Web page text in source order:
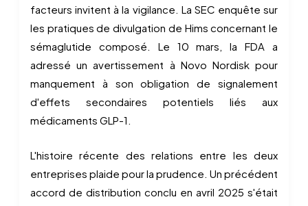
facteurs invitent à la vigilance. La SEC enquête sur
les pratiques de divulgation de Hims concernant le
sémaglutide composé. Le 10 mars, la FDA a
adressé un avertissement à Novo Nordisk pour
manquement à son obligation de signalement
d'effets secondaires potentiels liés aux
médicaments GLP-1.
L'histoire récente des relations entre les deux
entreprises plaide pour la prudence. Un précédent
accord de distribution conclu en avril 2025 s'était